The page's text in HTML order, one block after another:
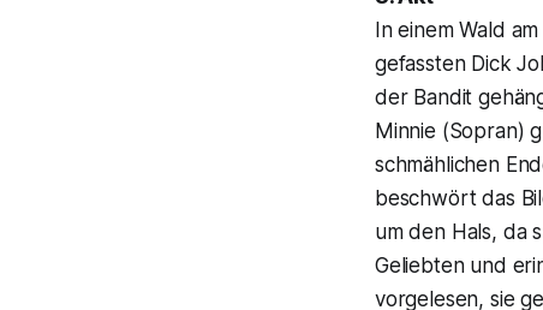
In einem Wald
gefassten Dick
der Bandit
Minnie (Sopran)
schmählichen
beschwört das
um den Hals, da
Geliebten und
vorgelesen, sie